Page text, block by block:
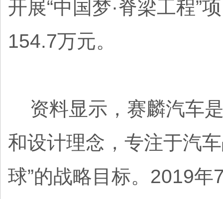
开展“中国梦·脊梁工程”
154.7万元。
资料显示，赛麟汽车
和设计理念，专注于汽
球”的战略目标。2019年